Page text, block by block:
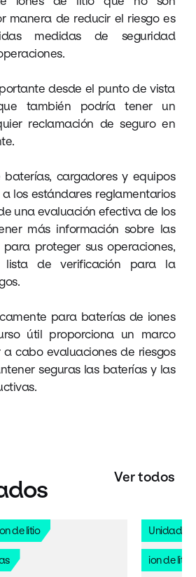
manera de reducir el riesgo es
medidas de seguridad
desde el punto de vista
también podría tener un
reclamación de seguro en
cargadores y equipos
los estándares reglamentarios
una evaluación efectiva de los
más información sobre las
proteger sus operaciones,
lista de verificación para la
para baterías de iones
útil proporciona un marco
cabo evaluaciones de riesgos
seguras las baterías y las
Ver todos
de litio Unidades
ion de litio